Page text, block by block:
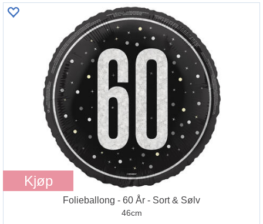
Kjøp
Folieballong - 60 År - Sort & Sølv
46cm